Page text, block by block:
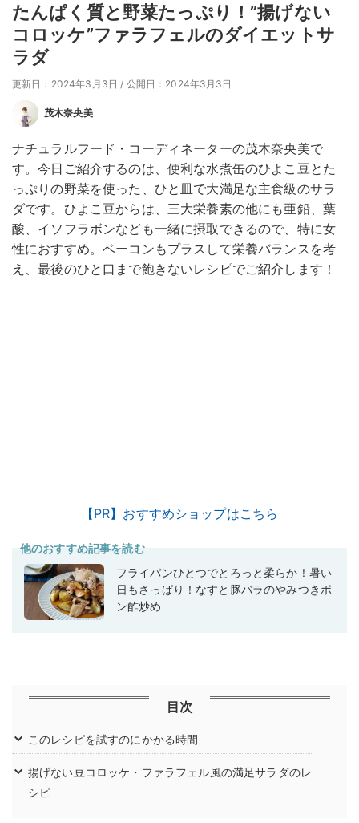
たんぱく質と野菜たっぷり！”揚げない
コロッケ”ファラフェルのダイエットサ
ラダ
更新日：2024年3月3日 / 公開日：2024年3月3日
茂木奈央美
ナチュラルフード・コーディネーターの茂木奈央美で
す。今日ご紹介するのは、便利な水煮缶のひよこ豆とた
っぷりの野菜を使った、ひと皿で大満足な主食級のサラ
ダです。ひよこ豆からは、三大栄養素の他にも亜鉛、葉
酸、イソフラボンなども一緒に摂取できるので、特に女
性におすすめ。ベーコンもプラスして栄養バランスを考
え、最後のひと口まで飽きないレシピでご紹介します！
【PR】おすすめショップはこちら
他のおすすめ記事を読む
フライパンひとつでとろっと柔らか！暑い
日もさっぱり！なすと豚バラのやみつきポ
ン酢炒め
目次
このレシピを試すのにかかる時間
揚げない豆コロッケ・ファラフェル風の満足サラダのレ
シピ